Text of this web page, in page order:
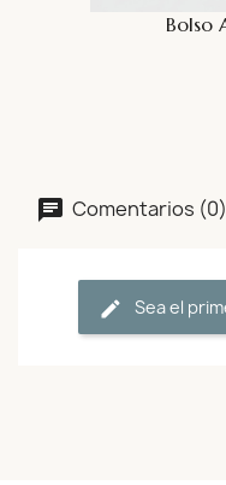
Bolso
Comentarios (0)
Sea el